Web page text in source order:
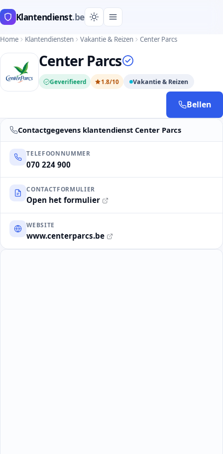
Klantendienst.be
Home Klantendiensten Vakantie & Reizen Center Parcs
Center Parcs
Geverifieerd 1.8/10 Vakantie & Reizen
Bellen
Contactgegevens klantendienst Center Parcs
TELEFOONNUMMER
070 224 900
CONTACTFORMULIER
Open het formulier
WEBSITE
www.centerparcs.be